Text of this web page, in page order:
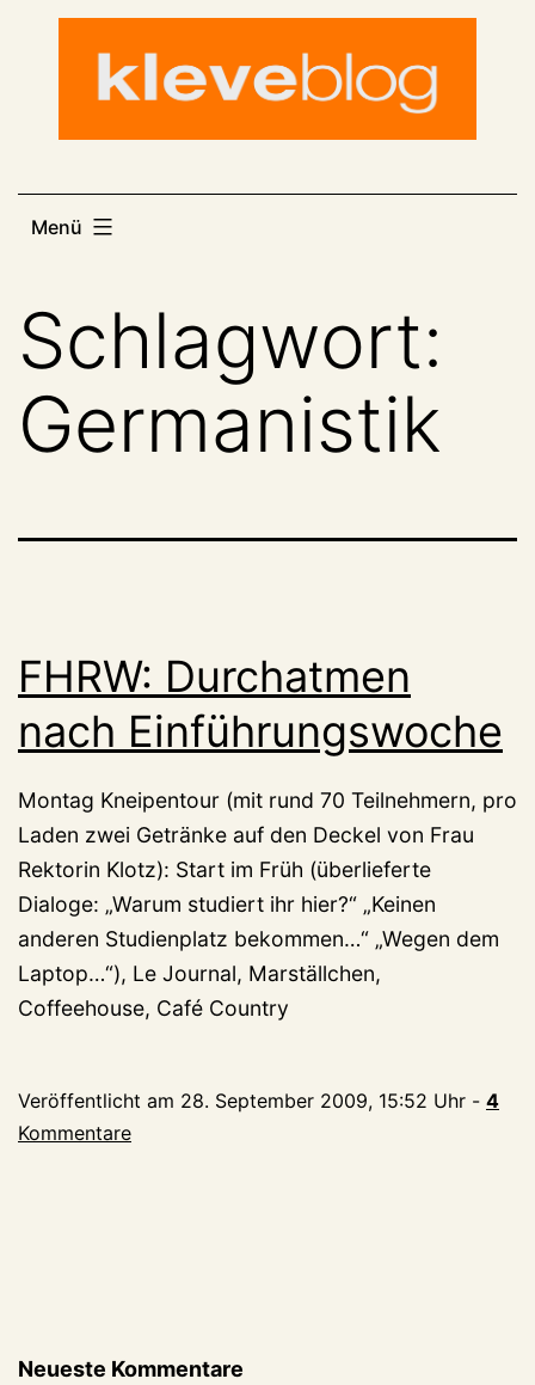
Menü
Schlagwort:
Germanistik
FHRW: Durchatmen
nach Einführungswoche
Montag Kneipentour (mit rund 70 Teilnehmern, pro
Laden zwei Getränke auf den Deckel von Frau
Rektorin Klotz): Start im Früh (überlieferte
Dialoge: „Warum studiert ihr hier?“ „Keinen
anderen Studienplatz bekommen…“ „Wegen dem
Laptop…“), Le Journal, Marställchen,
Coffeehouse, Café Country
Veröffentlicht am 28. September 2009, 15:52 Uhr - 4
Kommentare
Neueste Kommentare